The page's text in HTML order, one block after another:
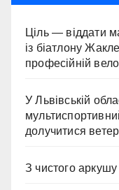
Ціль — віддати
із біатлону
професійній
У Львівській
долучитися
З чистого аркушу